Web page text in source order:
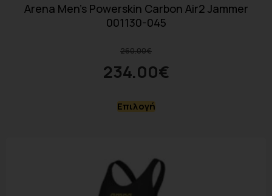
Arena Men’s Powerskin Carbon Air2 Jammer
001130-045
260.00€
234.00€
Επιλογή